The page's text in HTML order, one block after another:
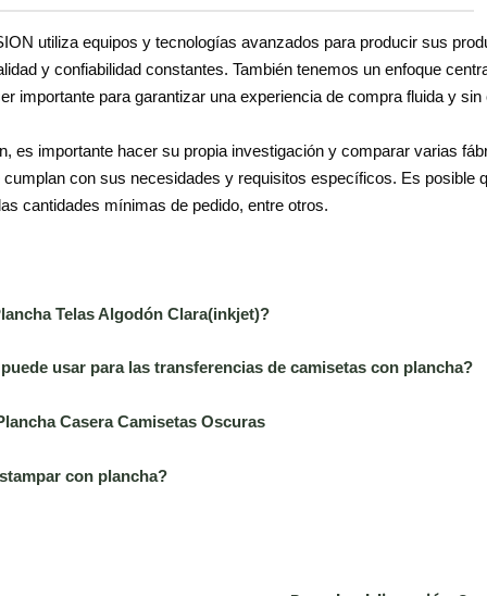
utiliza equipos y tecnologías avanzados para producir sus
y confiabilidad constantes. También tenemos un enfoque
importante para garantizar una experiencia de compra fluida y
es importante hacer su propia investigación y comparar varias
con sus necesidades y requisitos específicos. Es posible
cantidades mínimas de pedido, entre otros.
Telas Algodón Clara(inkjet)?
usar para las transferencias de camisetas con plancha?
Casera Camisetas Oscuras
con plancha?